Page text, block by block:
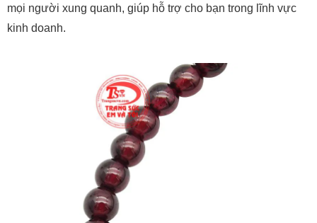
mọi người xung quanh, giúp hỗ trợ cho bạn trong lĩnh vực
kinh doanh.